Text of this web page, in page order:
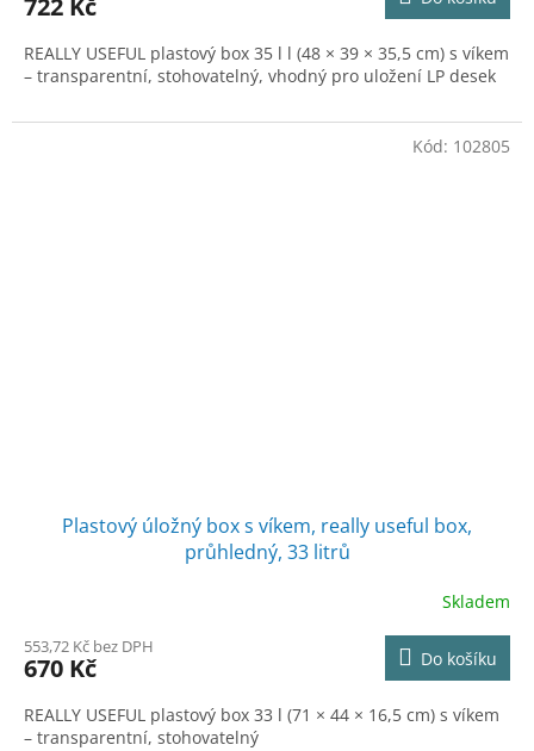
722 Kč
REALLY USEFUL plastový box 35 l l (48 × 39 × 35,5 cm) s víkem
– transparentní, stohovatelný, vhodný pro uložení LP desek
Plastový úložný box s víkem, really useful box,
průhledný, 33 litrů
Skladem
553,72 Kč bez DPH
670 Kč Do košíku
REALLY USEFUL plastový box 33 l (71 × 44 × 16,5 cm) s víkem
– transparentní, stohovatelný
Kód: 102805